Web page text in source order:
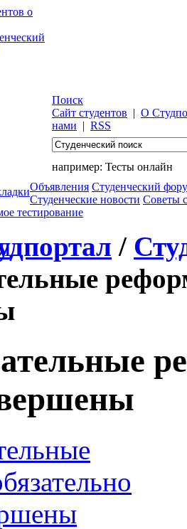
Поиск
Сайт студентов | О
нами | RSS
например: Тесты онлайн
Объявления Студенческий
Студенческие новости Советы
тестирование
/